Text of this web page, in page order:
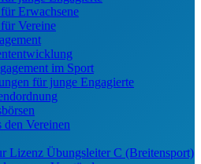
Erwachsene
Vereine
im Sport
für junge Engagierte
den Vereinen
Lizenz Übungsleiter C (Breitensport)